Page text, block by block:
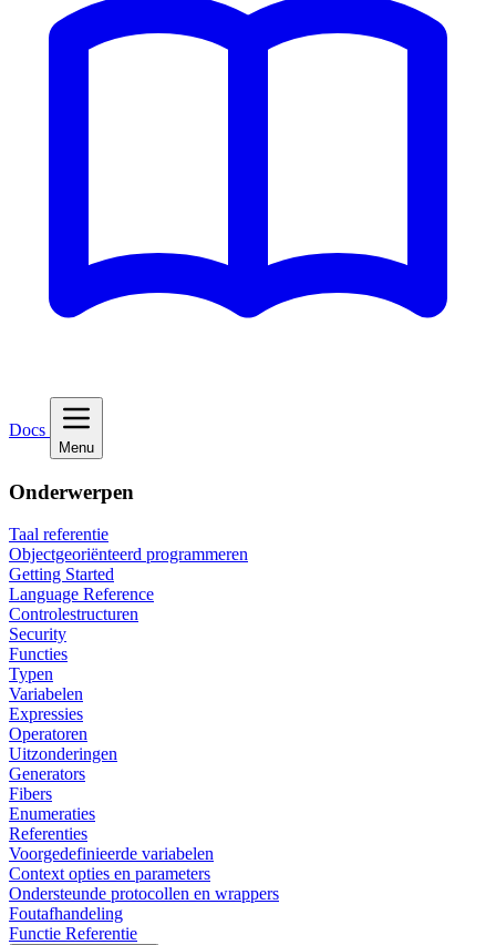
Docs
Menu
Onderwerpen
Taal referentie
Objectgeoriënteerd programmeren
Getting Started
Language Reference
Controlestructuren
Security
Functies
Typen
Variabelen
Expressies
Operatoren
Uitzonderingen
Generators
Fibers
Enumeraties
Referenties
Voorgedefinieerde variabelen
Context opties en parameters
Ondersteunde protocollen en wrappers
Foutafhandeling
Functie Referentie